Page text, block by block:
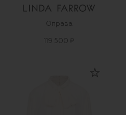
Оправа
119 500 ₽